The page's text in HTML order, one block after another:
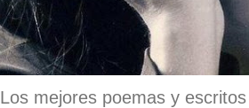
Los mejores poemas y escritos